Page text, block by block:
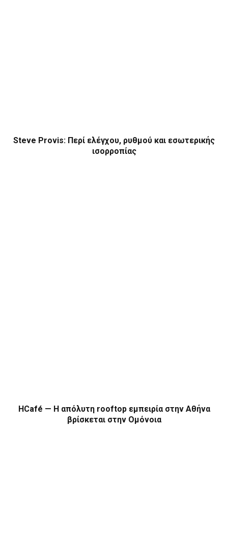
Steve Provis: Περί ελέγχου, ρυθμού και εσωτερικής
ισορροπίας
HCafé — Η απόλυτη rooftop εμπειρία στην Αθήνα
βρίσκεται στην Ομόνοια